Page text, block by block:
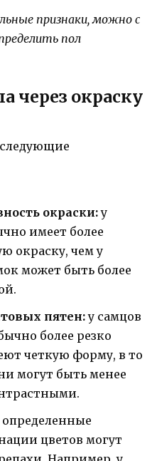
признаки, можно с
пол
через окраску
окраски:у
имеет более
окраску, чем у
может быть более
пятен:у самцов
более резко
четкую форму, в то
могут быть менее
определенные
цветов могут